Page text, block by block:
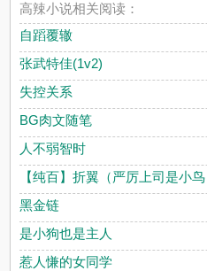
高辣小说相关阅读：
自蹈覆辙
张武特佳(1v2)
失控关系
BG肉文随笔
人不弱智时
【纯百】折翼（严厉上司是小鸟
黑金链
是小狗也是主人
惹人慊的女同学